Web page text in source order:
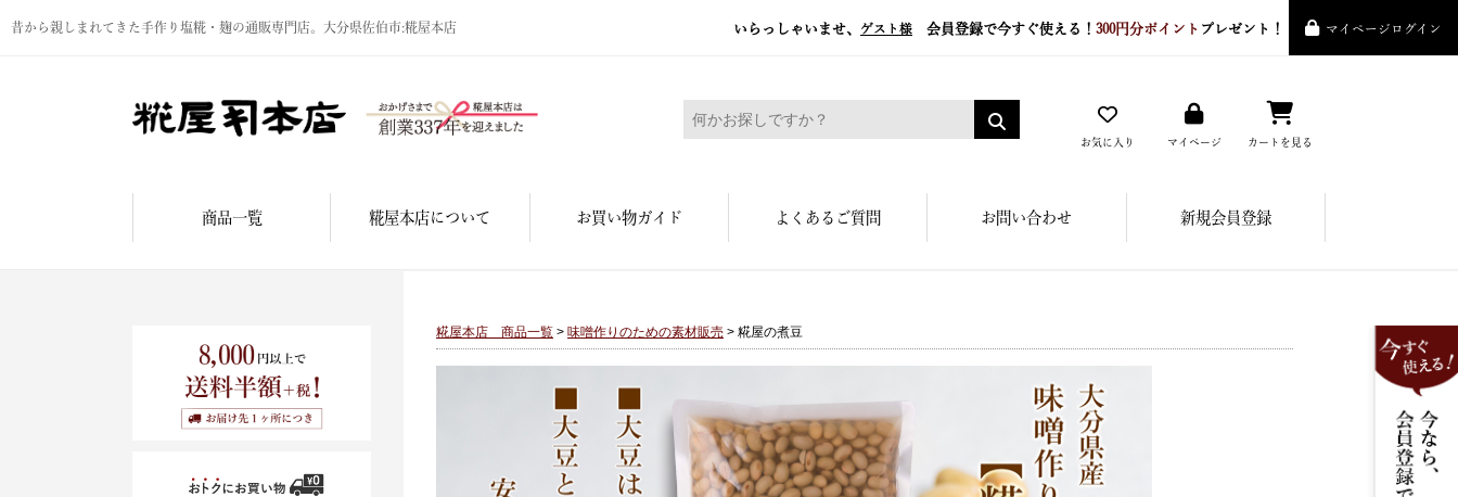
昔から親しまれてきた手作り塩糀・麹の通販専門店。大分県佐伯市:糀屋本店 いらっしゃいませ、 ゲスト様 会員登録で今すぐ使える！ 300円分ポイント プレゼント！ マイページログイン
糀屋本店 - 元禄二年。創業三百余年の味
お気に入り マイページ カートを見る
商品一覧 糀屋本店について お買い物ガイド よくあるご質問 お問い合わせ 新規会員登録
糀屋本店 商品一覧 > 味噌作りのための素材販売 > 糀屋の煮豆